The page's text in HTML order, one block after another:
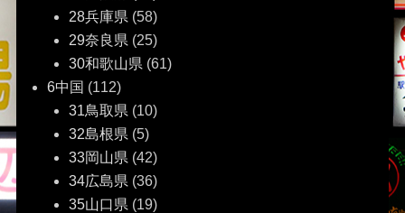
28兵庫県 (58)
29奈良県 (25)
30和歌山県 (61)
6中国 (112)
31鳥取県 (10)
32島根県 (5)
33岡山県 (42)
34広島県 (36)
35山口県 (19)